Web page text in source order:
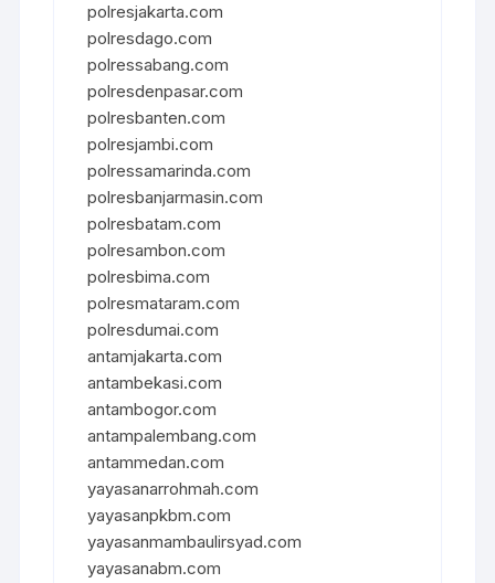
polresjakarta.com
polresdago.com
polressabang.com
polresdenpasar.com
polresbanten.com
polresjambi.com
polressamarinda.com
polresbanjarmasin.com
polresbatam.com
polresambon.com
polresbima.com
polresmataram.com
polresdumai.com
antamjakarta.com
antambekasi.com
antambogor.com
antampalembang.com
antammedan.com
yayasanarrohmah.com
yayasanpkbm.com
yayasanmambaulirsyad.com
yayasanabm.com